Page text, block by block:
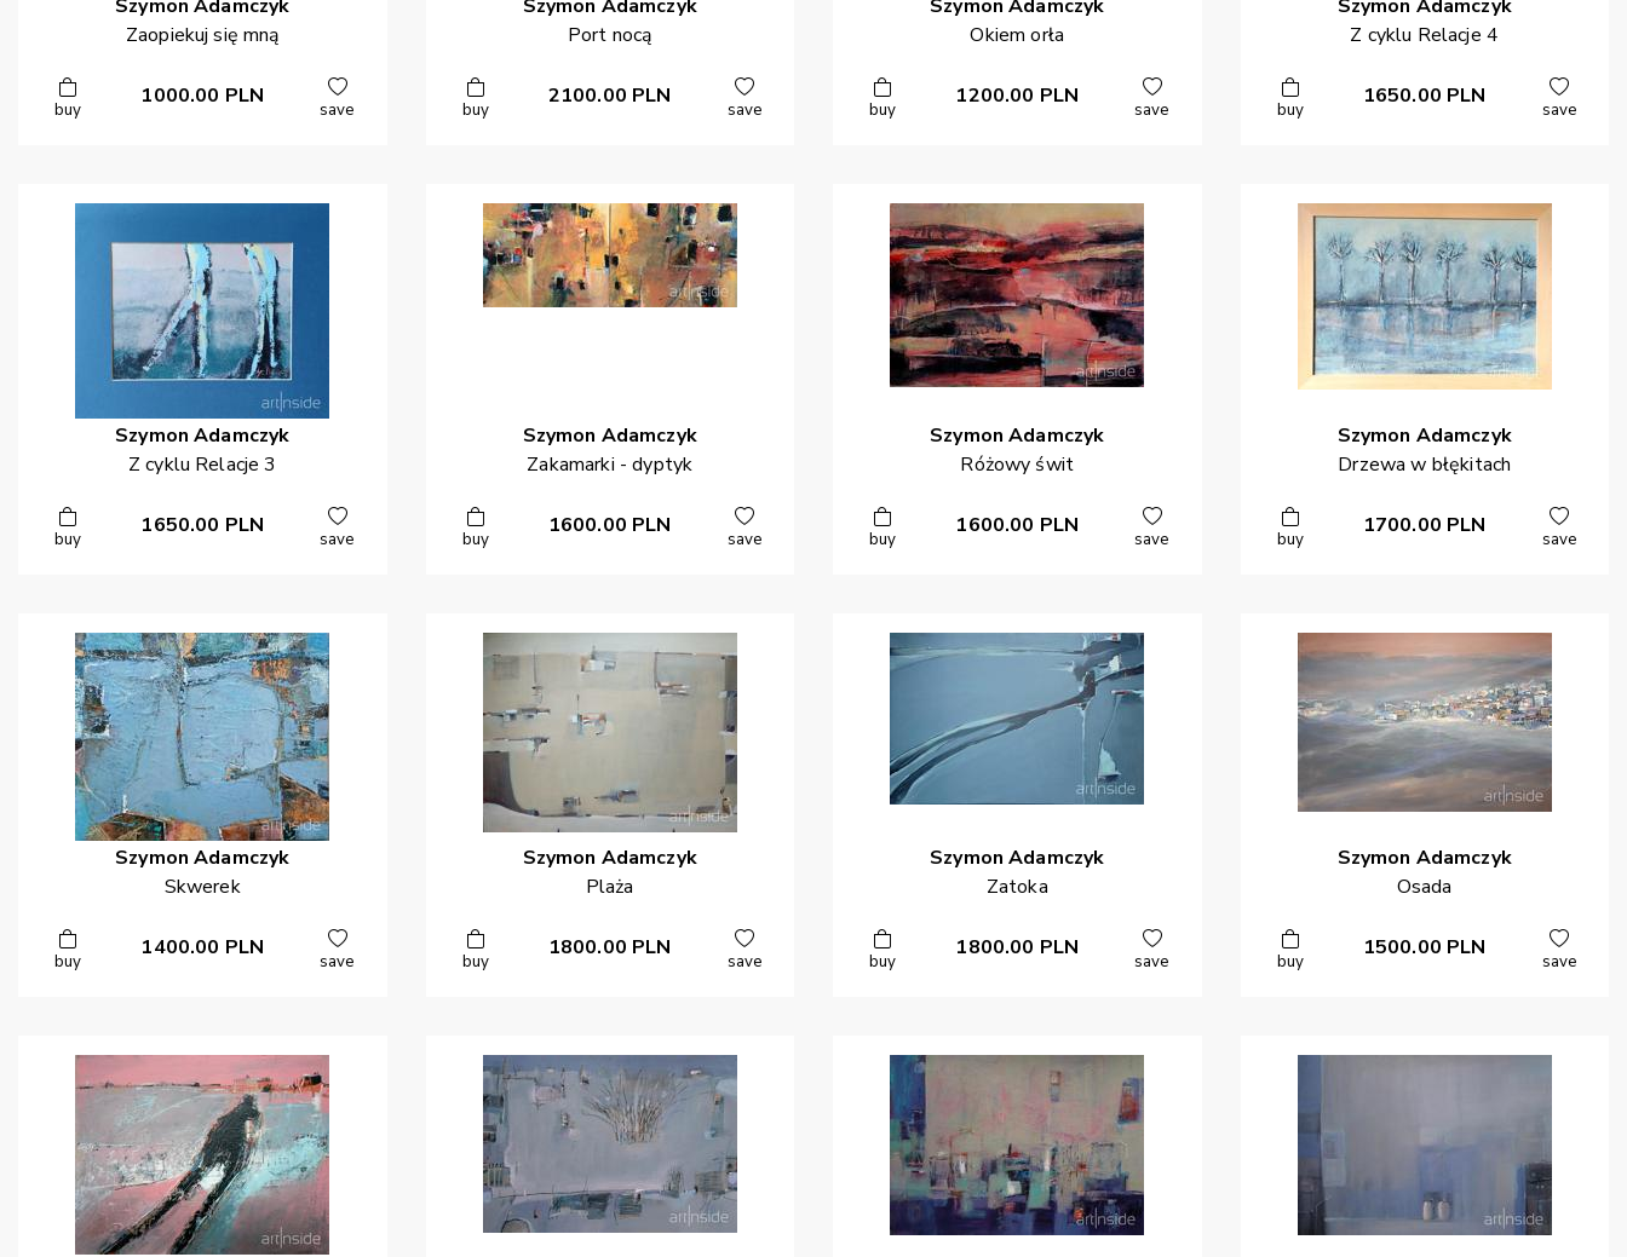
Szymon Adamczyk
Zaopiekuj się mną
buy
1000.00 PLN
save
Szymon Adamczyk
Port nocą
buy
2100.00 PLN
save
Szymon Adamczyk
Okiem orła
buy
1200.00 PLN
save
Szymon Adamczyk
Z cyklu Relacje 4
buy
1650.00 PLN
save
Szymon Adamczyk
Z cyklu Relacje 3
buy
1650.00 PLN
save
Szymon Adamczyk
Zakamarki - dyptyk
buy
1600.00 PLN
save
Szymon Adamczyk
Różowy świt
buy
1600.00 PLN
save
Szymon Adamczyk
Drzewa w błękitach
buy
1700.00 PLN
save
Szymon Adamczyk
Skwerek
buy
1400.00 PLN
save
Szymon Adamczyk
Plaża
buy
1800.00 PLN
save
Szymon Adamczyk
Zatoka
buy
1800.00 PLN
save
Szymon Adamczyk
Osada
buy
1500.00 PLN
save